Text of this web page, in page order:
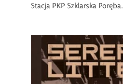
Stacja PKP Szklarska Poręba.